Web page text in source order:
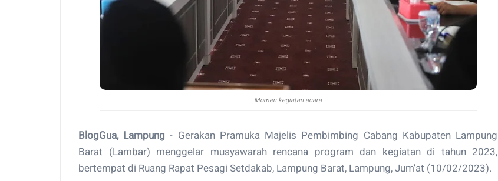
Momen kegiatan acara
BlogGua, Lampung - Gerakan Pramuka Majelis Pembimbing Cabang Kabupaten Lampung
Barat (Lambar) menggelar musyawarah rencana program dan kegiatan di tahun 2023,
bertempat di Ruang Rapat Pesagi Setdakab, Lampung Barat, Lampung, Jum'at (10/02/2023).